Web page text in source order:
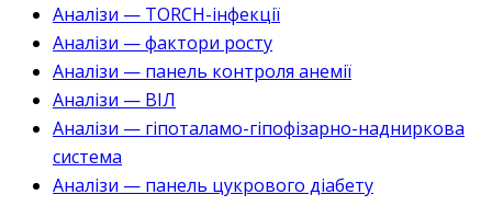
Аналізи — TORCH-інфекції
Аналізи — фактори росту
Аналізи — панель контроля анемії
Аналізи — ВІЛ
Аналізи — гіпоталамо-гіпофізарно-надниркова
система
Аналізи — панель цукрового діабету